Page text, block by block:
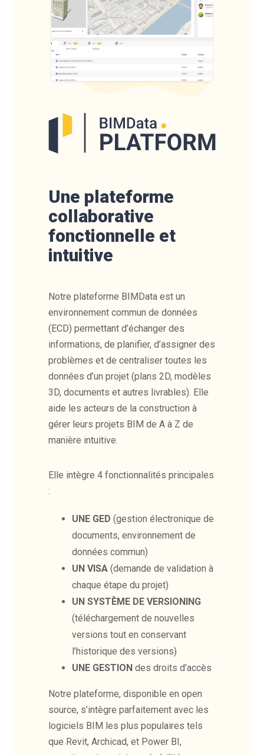
Une plateforme
collaborative
fonctionnelle et
intuitive
Notre plateforme BIMData est un
environnement commun de données
(ECD) permettant d’échanger des
informations, de planifier, d’assigner des
problèmes et de centraliser toutes les
données d’un projet (plans 2D, modèles
3D, documents et autres livrables). Elle
aide les acteurs de la construction à
gérer leurs projets BIM de A à Z de
manière intuitive.
Elle intègre 4 fonctionnalités principales
:
UNE GED (gestion électronique de
documents, environnement de
données commun)
UN VISA (demande de validation à
chaque étape du projet)
UN SYSTÈME DE VERSIONING
(téléchargement de nouvelles
versions tout en conservant
l’historique des versions)
UNE GESTION des droits d’accès
Notre plateforme, disponible en open
source, s’intègre parfaitement avec les
logiciels BIM les plus populaires tels
que Revit, Archicad, et Power BI,